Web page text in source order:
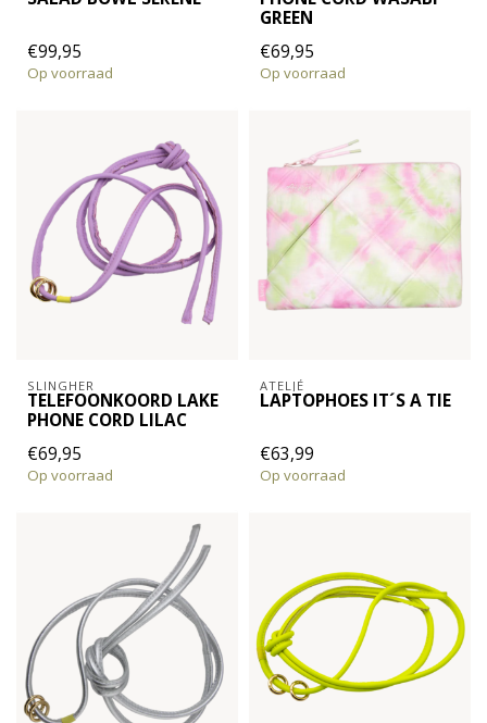
€99,95
Op voorraad
GREEN
€69,95
Op voorraad
SLINGHER
TELEFOONKOORD LAKE
PHONE CORD LILAC
€69,95
Op voorraad
ATELJÉ
LAPTOPHOES IT´S A TIE
€63,99
Op voorraad